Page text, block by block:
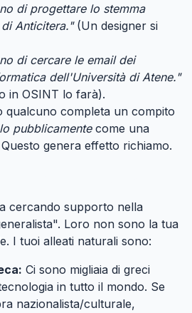
di progettare lo stemma
Anticitera."(Un designer si
di cercare le email dei
dell'Università di Atene."
in OSINT lo farà).
qualcuno completa un compito
pubblicamentecome una
genera effetto richiamo.
cercando supporto nella
Loro non sono la tua
I tuoi alleati naturali sono:
Ci sono migliaia di greci
in tutto il mondo. Se
nazionalista/culturale,